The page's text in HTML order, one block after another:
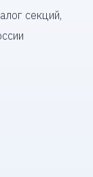
секций,